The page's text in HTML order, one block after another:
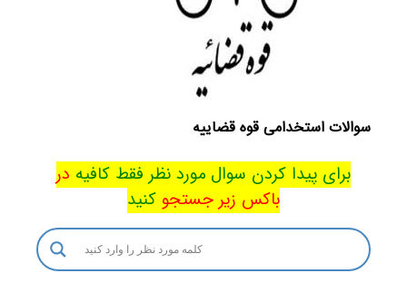
سوالات استخدامی قوه قضاییه
برای پیدا کردن سوال مورد نظر فقط کافیه در
باکس زیر جستجو کنید